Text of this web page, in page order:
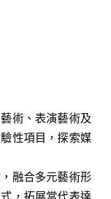
術、表演藝術及
性項目，探索媒
融合多元藝術形
，拓展當代表達